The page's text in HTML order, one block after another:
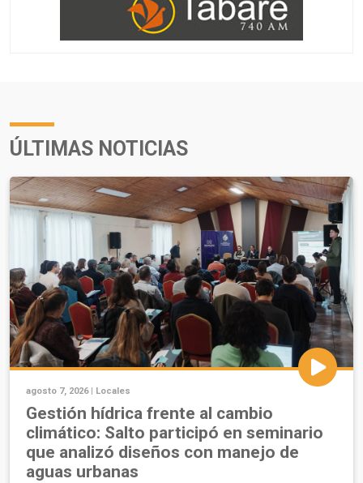
ÚLTIMAS NOTICIAS
agosto 7, 2026 | Locales
Gestión hídrica frente al cambio
climático: Salto participó en seminario
que analizó diseños con manejo de
aguas urbanas